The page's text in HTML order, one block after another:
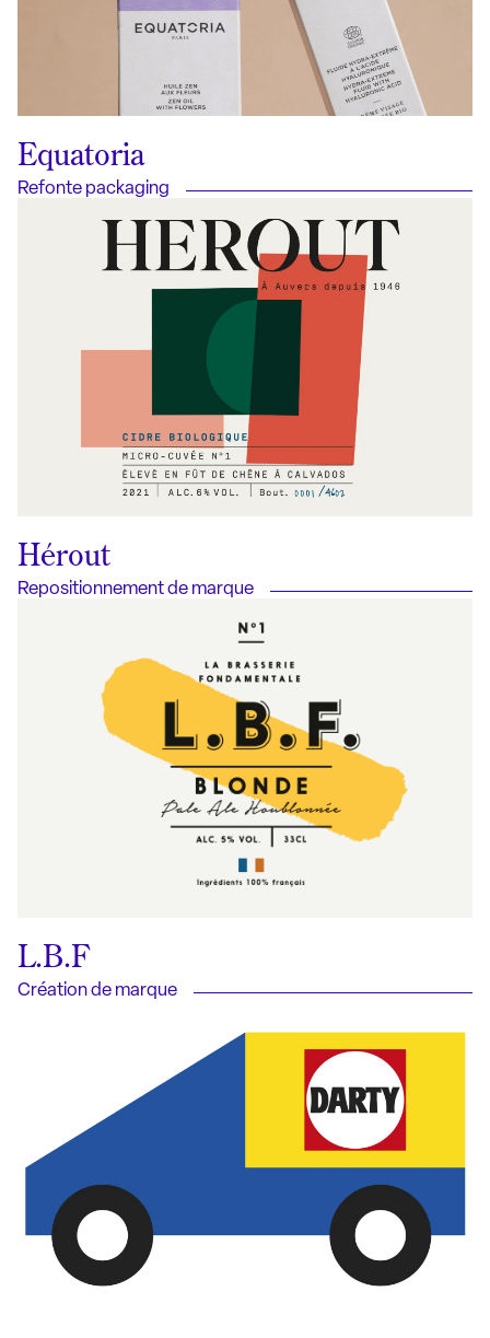
Equatoria
Refonte packaging
Hérout
Repositionnement de marque
L.B.F
Création de marque